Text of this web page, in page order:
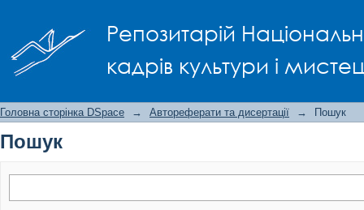
Репозитарій
кадрів культури і
Головна сторінка DSpace → Автореферати та дисертації → Пошук
Пошук